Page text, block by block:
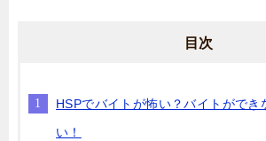
目次
HSPでバイトが怖い？バイトができ
い！